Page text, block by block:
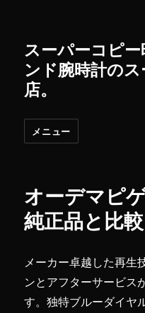
スーパーコピ
ンド腕時計の
店。
メニュー
オーデマピ
純正品と比
メーカー卓越した再生
ンとアフターサービス
す。独特ブルーダイヤ